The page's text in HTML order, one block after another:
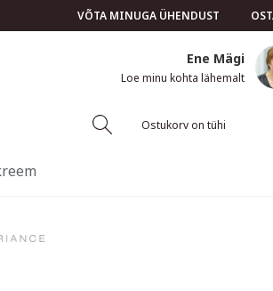
VÕTA MINUGA ÜHENDUST
Ene Mägi
Loe minu kohta lähemalt
Ostukorv on tühi